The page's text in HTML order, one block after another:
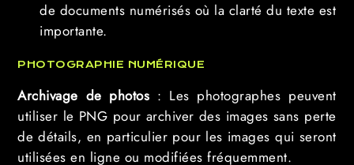
de documents numérisés où la clarté du texte est
importante.
PHOTOGRAPHIE NUMÉRIQUE
Archivage de photos : Les photographes peuvent
utiliser le PNG pour archiver des images sans perte
de détails, en particulier pour les images qui seront
utilisées en ligne ou modifiées fréquemment.